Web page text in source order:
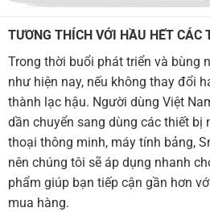
TƯƠNG THÍCH VỚI HẦU HẾT CÁC
Trong thời buổi phát triển và bùng
như hiện nay, nếu không thay đổi
thành lạc hậu. Người dùng Việt
dần chuyển sang dùng các thiết bị
thoại thông minh, máy tính bảng,
nên chúng tôi sẽ áp dụng nhanh
phẩm giúp bạn tiếp cận gần hơn
mua hàng.